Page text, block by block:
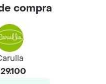
compra